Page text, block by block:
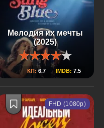
Мелодия их мечты
(2025)
КП: 6.7 IMDB: 7.5
FHD (1080p)